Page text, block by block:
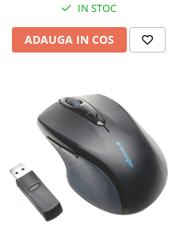
IN STOC
ADAUGA IN COS